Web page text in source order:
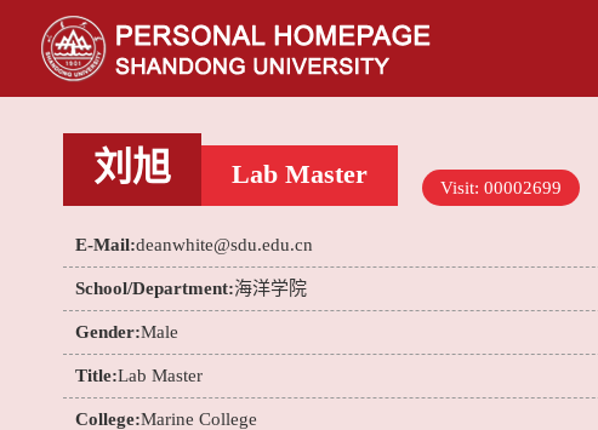
刘旭 Lab Master Visit: 00002699
E-Mail:deanwhite@sdu.edu.cn
School/Department:海洋学院
Gender:Male
Title:Lab Master
College:Marine College